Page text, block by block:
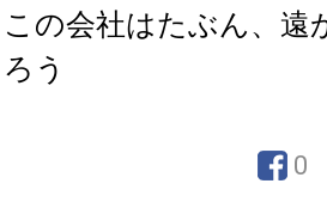
この会社はたぶん、遠
ろう
0